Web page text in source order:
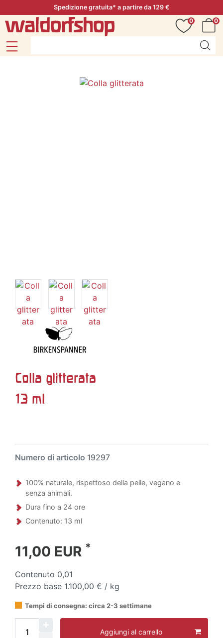
Spedizione gratuita* a partire da 129 €
0
0
Colla glitterata
13 ml
Numero di articolo 19297
100% naturale, rispettoso della pelle, vegano e
senza animali.
Dura fino a 24 ore
Contenuto: 13 ml
11,00 EUR *
Contenuto 0,01
Prezzo base 1.100,00 € / kg
Tempi di consegna: circa 2-3 settimane
Aggiungi al carrello